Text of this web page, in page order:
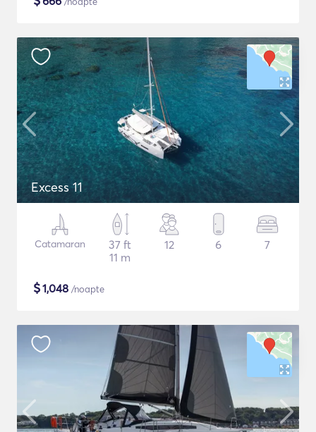
Excess 11
Catamaran
37 ft
11 m
12 6 7
$1,048 /noapte